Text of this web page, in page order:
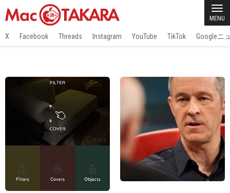
MENU
X Facebook Threads Instagram YouTube TikTok Googleニ